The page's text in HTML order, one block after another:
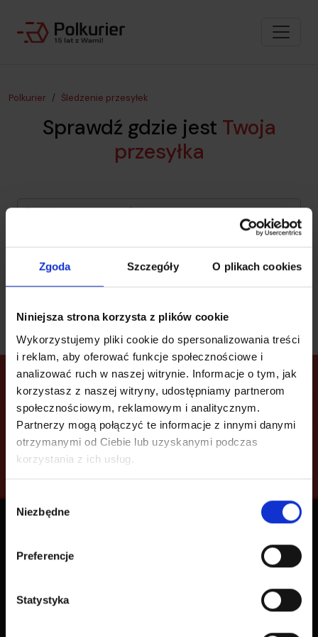
Zgoda Szczegóły O plikach cookies
Niniejsza strona korzysta z plików cookie
Wykorzystujemy pliki cookie do spersonalizowania treści
i reklam, aby oferować funkcje społecznościowe i
analizować ruch w naszej witrynie. Informacje o tym, jak
korzystasz z naszej witryny, udostępniamy partnerom
społecznościowym, reklamowym i analitycznym.
Partnerzy mogą połączyć te informacje z innymi danymi
otrzymanymi od Ciebie lub uzyskanymi podczas
korzystania z ich usług.
Wybór
zgody
Niezbędne
Preferencje
Statystyka
Polkurier Śledzenie przesyłek
Sprawdź gdzie jest Twoja
przesyłka
Śledź przesyłkę
Twoje przesyłki zawsze
pod ręką!
Zainstaluj naszą aplikację mobilną na Androida lub
iOS i zarządzaj przesyłkami szybko i łatwo -
gdziekolwiek jesteś.
O nas
Regulamin
Biuro Obsługi Klienta